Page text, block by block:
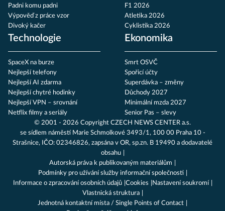
Padni komu padni
Výpověď z práce vzor
Divoký kačer
F1 2026
Atletika 2026
Cyklistika 2026
Technologie
SpaceX na burze
Nejlepší telefony
Nejlepší AI zdarma
Nejlepší chytré hodinky
Nejlepší VPN – srovnání
Netflix filmy a seriály
Ekonomika
Smrt OSVČ
Spořicí účty
Superdávka – změny
Důchody 2027
Minimální mzda 2027
Senior Pas – slevy
© 2001 - 2026 Copyright CZECH NEWS CENTER a.s.
se sídlem náměstí Marie Schmolkové 3493/1, 100 00 Praha 10 -
Strašnice, IČO: 02346826, zapsána v OR, sp.zn. B 19490 a dodavatelé
obsahu
Autorská práva k publikovaným materiálům
Podmínky pro užívání služby informační společnosti
Informace o zpracování osobních údajů Cookies
Nastavení soukromí
Vlastnická struktura
Jednotná kontaktní místa / Single Points of Contact